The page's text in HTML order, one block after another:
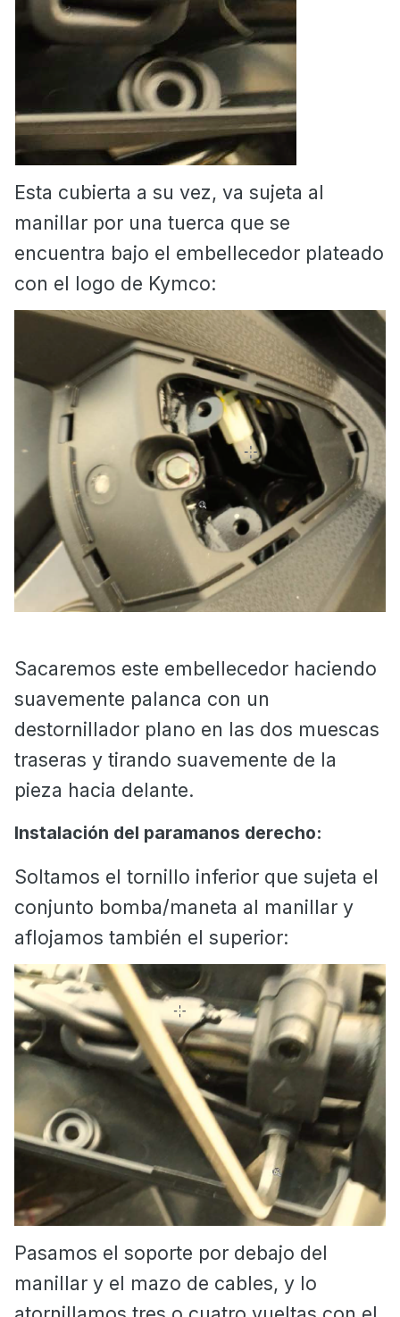
Esta cubierta a su vez, va sujeta al
manillar por una tuerca que se
encuentra bajo el embellecedor plateado
con el logo de Kymco:
Sacaremos este embellecedor haciendo
suavemente palanca con un
destornillador plano en las dos muescas
traseras y tirando suavemente de la
pieza hacia delante.
Instalación del paramanos derecho:
Soltamos el tornillo inferior que sujeta el
conjunto bomba/maneta al manillar y
aflojamos también el superior:
Pasamos el soporte por debajo del
manillar y el mazo de cables, y lo